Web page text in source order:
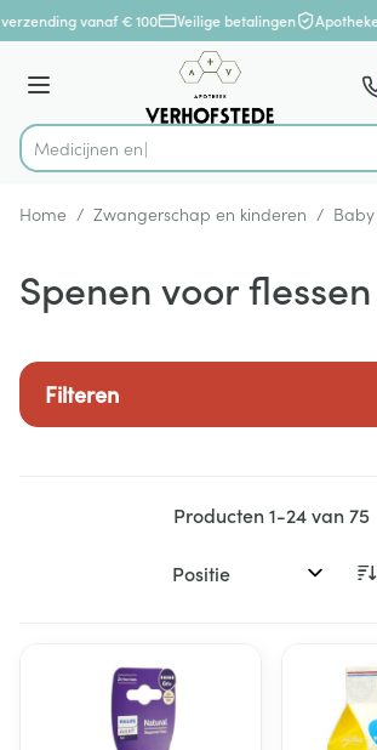
Ga naar de inhoud
1 van 1vanaf € 100 Veilige betalingen
Menu
Product, merk, categorie...
Home / Zwangerschap en kinderen / Baby
Spenen voor flessen
Filteren
Producten1-24van75
Sorteer op: